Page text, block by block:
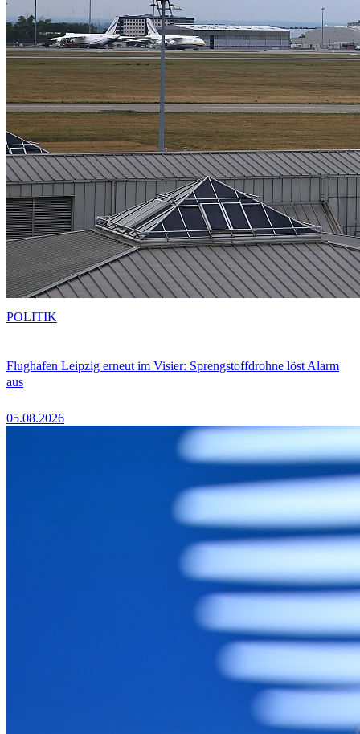
Flughafen Leipzig erneut im Visier: Sprengstoffdrohne löst Alarm
aus
05.08.2026
POLITIK